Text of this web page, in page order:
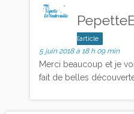
l’article
5 juin 2018 à 18 h 09 min
Merci beaucoup et je
fait de belles